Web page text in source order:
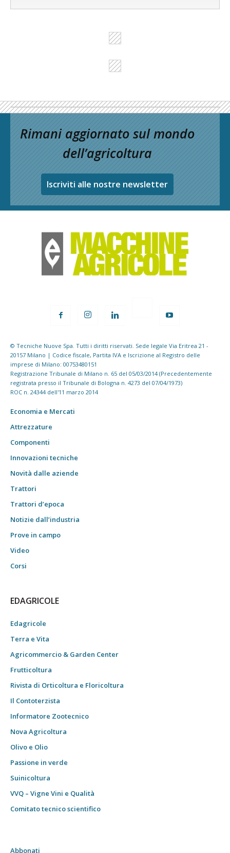
Rimani aggiornato sul mondo
dell’agricoltura
Iscriviti alle nostre newsletter
© Tecniche Nuove Spa. Tutti i diritti riservati. Sede legale Via Eritrea 21 -
20157 Milano | Codice fiscale, Partita IVA e Iscrizione al Registro delle
imprese di Milano: 00753480151
Registrazione Tribunale di Milano n. 65 del 05/03/2014 (Precedentemente
registrata presso il Tribunale di Bologna n. 4273 del 07/04/1973)
ROC n. 24344 dell'11 marzo 2014
Economia e Mercati
Attrezzature
Componenti
Innovazioni tecniche
Novità dalle aziende
Trattori
Trattori d’epoca
Notizie dall’industria
Prove in campo
Video
Corsi
EDAGRICOLE
Edagricole
Terra e Vita
Agricommercio & Garden Center
Frutticoltura
Rivista di Orticoltura e Floricoltura
Il Contoterzista
Informatore Zootecnico
Nova Agricoltura
Olivo e Olio
Passione in verde
Suinicoltura
VVQ – Vigne Vini e Qualità
Comitato tecnico scientifico
Abbonati